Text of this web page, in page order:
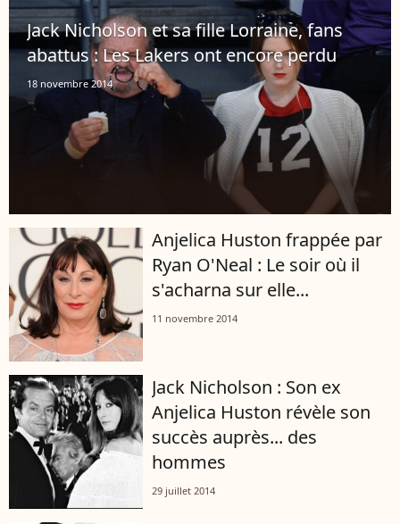
Jack Nicholson et sa fille Lorraine, fans
abattus : Les Lakers ont encore perdu
18 novembre 2014
Anjelica Huston frappée par
Ryan O'Neal : Le soir où il
s'acharna sur elle...
11 novembre 2014
Jack Nicholson : Son ex
Anjelica Huston révèle son
succès auprès... des
hommes
29 juillet 2014